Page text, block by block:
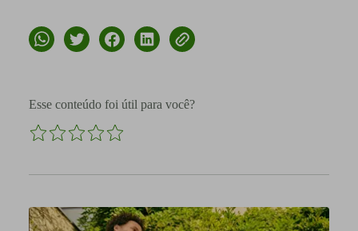
Esse conteúdo foi útil para você?